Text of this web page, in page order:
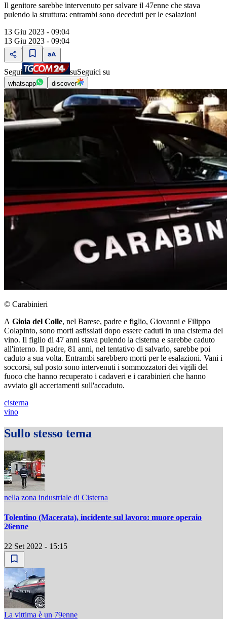
Il genitore sarebbe intervenuto per salvare il 47enne che stava
pulendo la struttura: entrambi sono deceduti per le esalazioni
13 Giu 2023 - 09:04
13 Giu 2023 - 09:04
Segui suSeguici su
whatsapp discover
© Carabinieri
A Gioia del Colle, nel Barese, padre e figlio, Giovanni e Filippo
Colapinto, sono morti asfissiati dopo essere caduti in una cisterna del
vino. Il figlio di 47 anni stava pulendo la cisterna e sarebbe caduto
all'interno. Il padre, 81 anni, nel tentativo di salvarlo, sarebbe poi
caduto a sua volta. Entrambi sarebbero morti per le esalazioni. Vani i
soccorsi, sul posto sono intervenuti i sommozzatori dei vigili del
fuoco che hanno recuperato i cadaveri e i carabinieri che hanno
avviato gli accertamenti sull'accaduto.
cisterna
vino
Sullo stesso tema
nella zona industriale di Cisterna
Tolentino (Macerata), incidente sul lavoro: muore operaio
26enne
22 Set 2022 - 15:15
La vittima è un 79enne